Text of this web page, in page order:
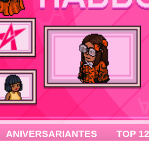
ANIVERSARIANTES
TOP 12